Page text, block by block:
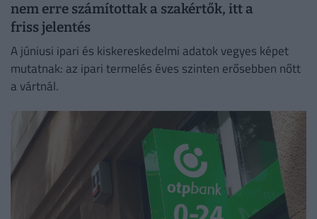
nem erre számítottak a szakértők, itt a
friss jelentés
A júniusi ipari és kiskereskedelmi adatok vegyes képet
mutatnak: az ipari termelés éves szinten erősebben nőtt
a vártnál.